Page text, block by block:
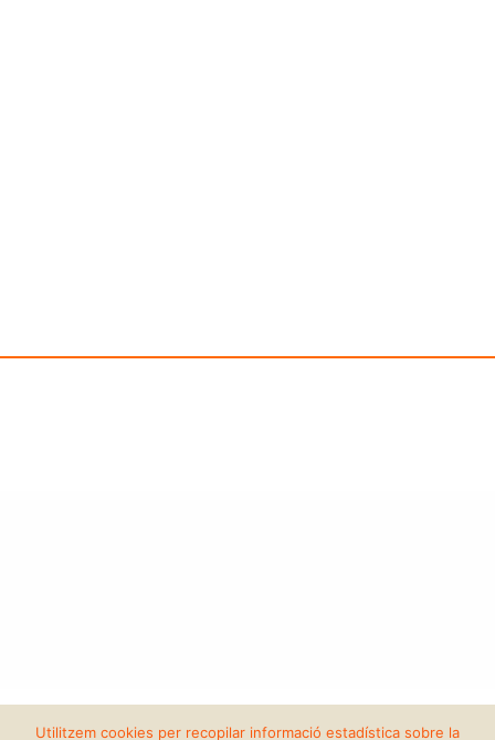
Copyright 2026 | Fira Sabadell | Condicions d'ús Política de privacitat i
Utilitzem cookies per recopilar informació estadística sobre la